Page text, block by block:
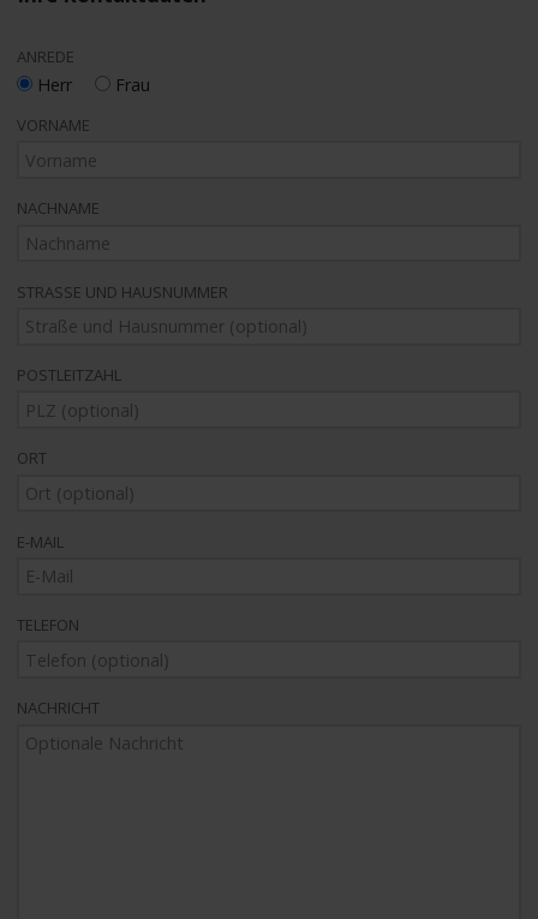
ANREDE
Herr Frau
VORNAME
NACHNAME
STRASSE UND HAUSNUMMER
POSTLEITZAHL
ORT
E-MAIL
TELEFON
NACHRICHT